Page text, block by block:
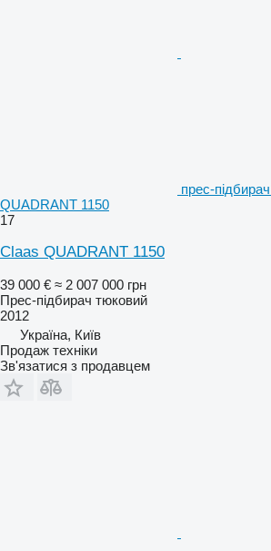
прес-
QUADRANT 1150
17
Claas QUADRANT 1150
39 000 € ≈ 2 007 000 грн
Прес-підбирач тюковий
2012
Україна, Київ
Продаж техніки
Зв'язатися з продавцем